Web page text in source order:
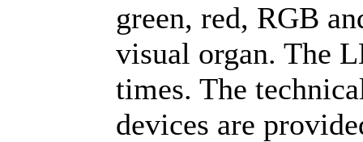
green, red, RGB
visual organ. The
times. The
devices are